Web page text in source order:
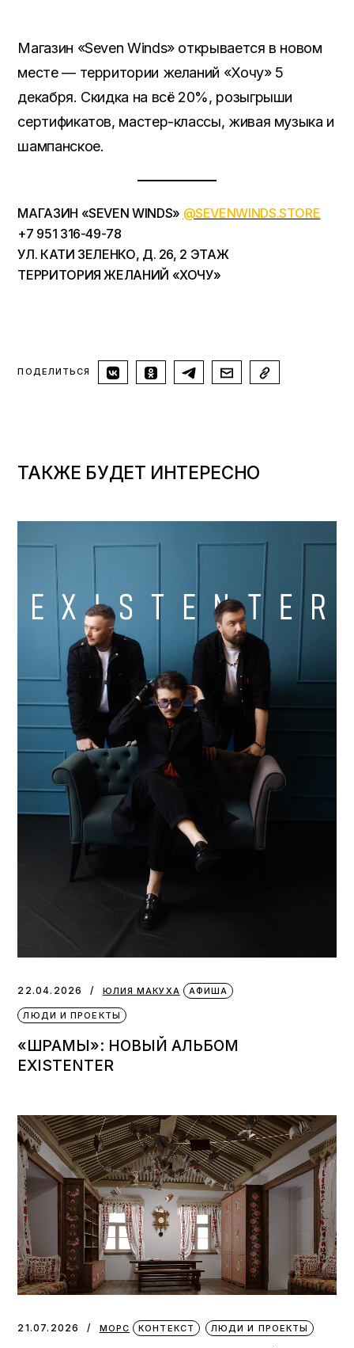
Магазин «Seven Winds» открывается в новом
месте — территории желаний «Хочу» 5
декабря. Скидка на всё 20%, розыгрыши
сертификатов, мастер-классы, живая музыка и
шампанское.
МАГАЗИН «SEVEN WINDS» @SEVENWINDS.STORE
+7 951 316-49-78
УЛ. КАТИ ЗЕЛЕНКО, Д. 26, 2 ЭТАЖ
ТЕРРИТОРИЯ ЖЕЛАНИЙ «ХОЧУ»
ПОДЕЛИТЬСЯ
ТАКЖЕ БУДЕТ ИНТЕРЕСНО
22.04.2026 ЮЛИЯ МАКУХА АФИША
ЛЮДИ И ПРОЕКТЫ
«ШРАМЫ»: НОВЫЙ АЛЬБОМ
EXISTENTER
21.07.2026 МОРС КОНТЕКСТ ЛЮДИ И ПРОЕКТЫ